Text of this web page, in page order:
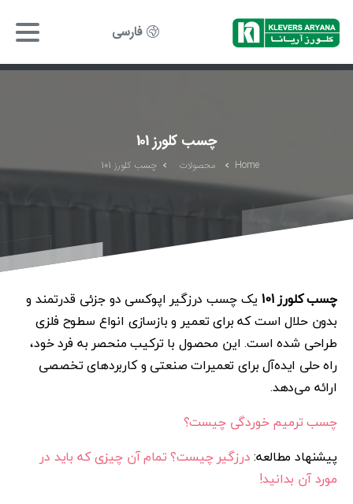
فارسی
چسب کلورز 101
Home محصولات چسب کلورز 101
چسب کلورز 101 یک چسب درزگیر اپوکسی دو جزئی قدرتمند و
بدون حلال است که برای تعمیر و بازسازی انواع سطوح فلزی
طراحی شده است. این محصول با ترکیب منحصر به فرد خود،
راه حلی ایده‌آل برای تعمیرات صنعتی و کاربردهای تخصصی
ارائه می‌دهد.
چسب ترمیم خوردگی چیست؟
پیشنهاد مطالعه:درزگیر چیست؟ تمام آن چیزی که باید در
مورد آن بدانید!